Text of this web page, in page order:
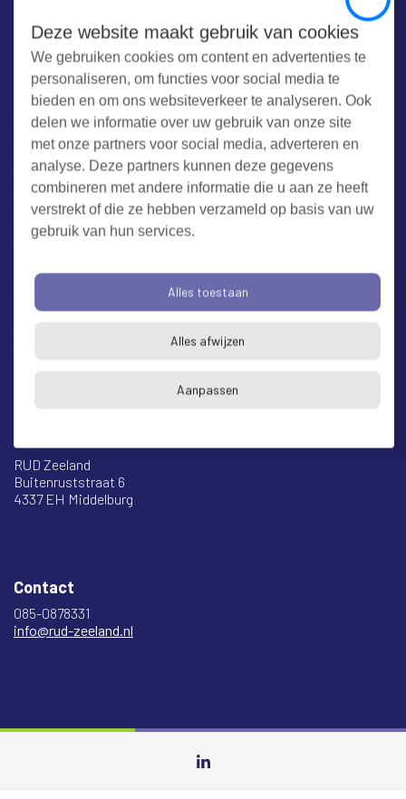
Close
Deze website maakt gebruik van cookies
We gebruiken cookies om content en advertenties te
personaliseren, om functies voor social media te
bieden en om ons websiteverkeer te analyseren. Ook
delen we informatie over uw gebruik van onze site
met onze partners voor social media, adverteren en
analyse. Deze partners kunnen deze gegevens
combineren met andere informatie die u aan ze heeft
verstrekt of die ze hebben verzameld op basis van uw
gebruik van hun services.
Alles toestaan
Alles afwijzen
Aanpassen
Wij zetten ons elke dag
in voor een schoon en
veilig Zeeland
Contact
Werken bij RUD Zeeland
Algemene voorwaarden
Proclaimer
Bezoekadres en postadres
RUD Zeeland
Buitenruststraat 6
4337 EH Middelburg
Contact
085-0878331
info@rud-zeeland.nl